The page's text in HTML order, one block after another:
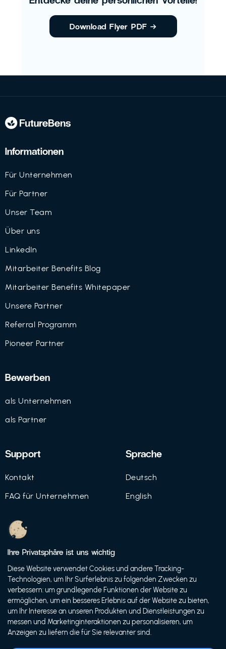
Download Flyer PDF →
Informationen
Für Unternehmen
Für Partner
Unser Team
Über uns
LinkedIn
Mitarbeiter Benefits Blog
Mitarbeiter Benefits Whitepaper
Unsere Partner
Referral Programm
Pioneer Partner
Bewerben
als Unternehmen
als Partner
Support
Kontakt
FAQ für Unternehmen
Datenschutz
Nutzungsbedingungen
Sprache
Deutsch
English
© 2021 FutureBens GmbH
Ihre Privatsphäre ist uns wichtig
Diese Website verwendet Cookies und andere Tracking-
Technologien, um Ihr Surferlebnis zu folgenden Zwecken zu
verbessern: um grundlegende Funktionen der Website zu
ermöglichen, um ein besseres Erlebnis auf der Website zu bieten,
um Ihr Interesse an unseren Produkten und Dienstleistungen zu
messen und Marketinginteraktionen zu personalisieren, um
Anzeigen zu liefern die für Sie relevanter sind.